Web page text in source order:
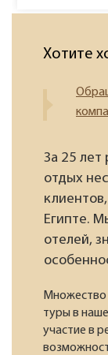
Хотите
За 25 лет
отдых
Египте.
отелей,
туры в
участие в